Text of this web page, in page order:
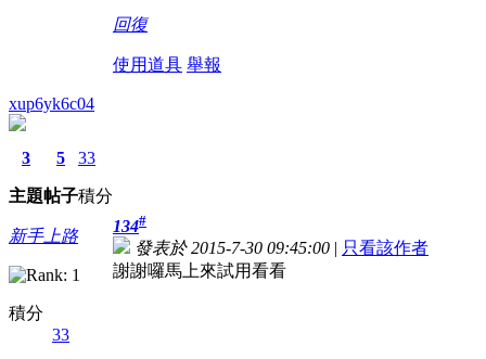
回復
使用道具 舉報
xup6yk6c04
3
主題
5
帖子
33
積分
新手上路
積分
33
134#
發表於 2015-7-30 09:45:00 | 只看該作者
謝謝囉馬上來試用看看